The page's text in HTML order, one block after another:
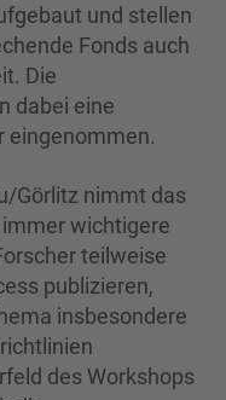
und stellen
Fonds auch
Die
dabei eine
eingenommen.
Görlitz nimmt das
wichtigere
teilweise
publizieren,
insbesondere
des Workshops